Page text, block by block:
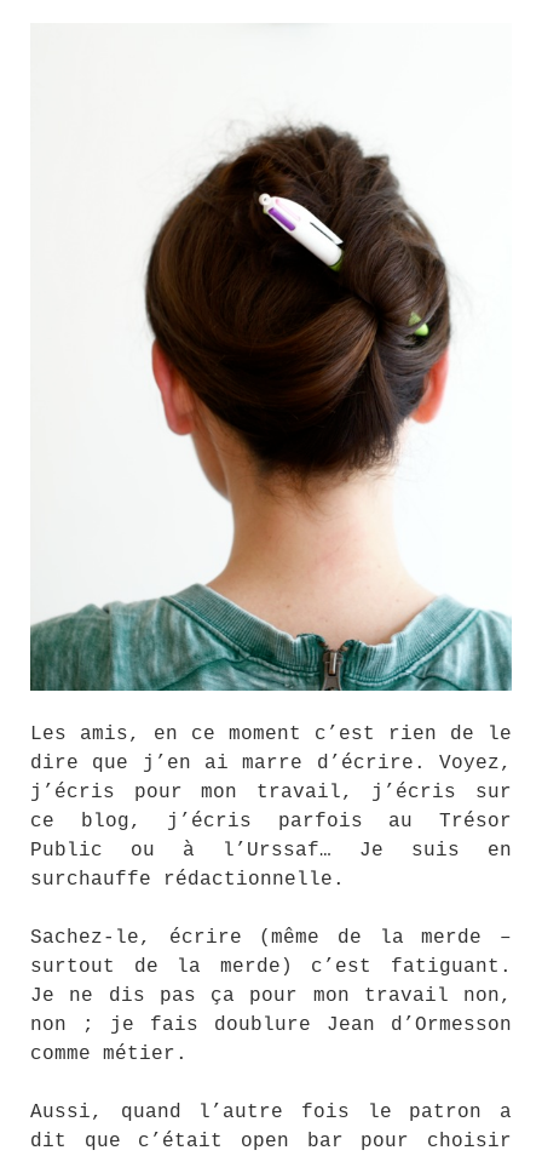
Les amis, en ce moment c’est rien de le
dire que j’en ai marre d’écrire. Voyez,
j’écris pour mon travail, j’écris sur
ce blog, j’écris parfois au Trésor
Public ou à l’Urssaf… Je suis en
surchauffe rédactionnelle.
Sachez-le, écrire (même de la merde –
surtout de la merde) c’est fatiguant.
Je ne dis pas ça pour mon travail non,
non ; je fais doublure Jean d’Ormesson
comme métier.
Aussi, quand l’autre fois le patron a
dit que c’était open bar pour choisir